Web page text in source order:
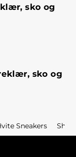
sko og
sko og
Sneakers